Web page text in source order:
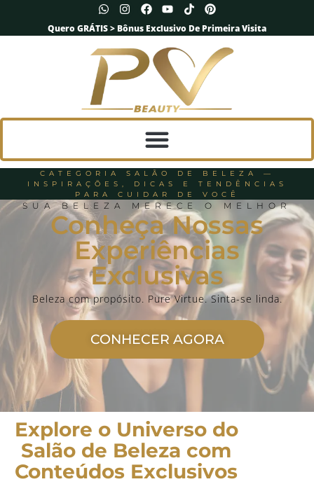
Quero GRÁTIS > Bônus Exclusivo De Primeira Visita
CATEGORIA SALÃO DE BELEZA —
INSPIRAÇÕES, DICAS E TENDÊNCIAS
PARA CUIDAR DE VOCÊ
SUA BELEZA MERECE O MELHOR
Conheça Nossas
Experiências
Exclusivas
Beleza com propósito. Pure Virtue. Sinta-se linda.
CONHECER AGORA
Explore o Universo do
Salão de Beleza com
Conteúdos Exclusivos